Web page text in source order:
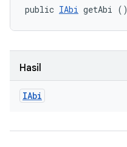
public IAbi getAbi ()
Hasil
IAbi